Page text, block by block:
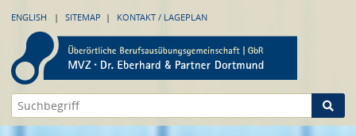
ENGLISH SITEMAP KONTAKT / LAGEPLAN